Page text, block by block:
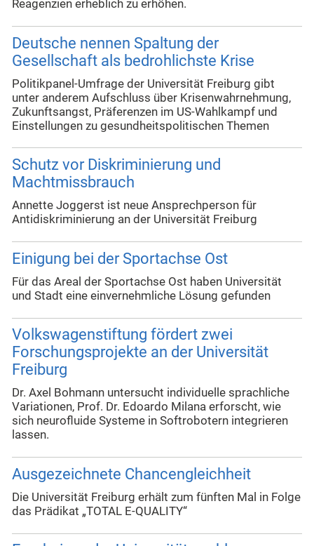
Reagenzien erheblich zu erhöhen.
Deutsche nennen Spaltung der
Gesellschaft als bedrohlichste Krise
Politikpanel-Umfrage der Universität Freiburg gibt
unter anderem Aufschluss über Krisenwahrnehmung,
Zukunftsangst, Präferenzen im US-Wahlkampf und
Einstellungen zu gesundheitspolitischen Themen
Schutz vor Diskriminierung und
Machtmissbrauch
Annette Joggerst ist neue Ansprechperson für
Antidiskriminierung an der Universität Freiburg
Einigung bei der Sportachse Ost
Für das Areal der Sportachse Ost haben Universität
und Stadt eine einvernehmliche Lösung gefunden
Volkswagenstiftung fördert zwei
Forschungsprojekte an der Universität
Freiburg
Dr. Axel Bohmann untersucht individuelle sprachliche
Variationen, Prof. Dr. Edoardo Milana erforscht, wie
sich neurofluide Systeme in Softrobotern integrieren
lassen.
Ausgezeichnete Chancengleichheit
Die Universität Freiburg erhält zum fünften Mal in Folge
das Prädikat „TOTAL E-QUALITY“